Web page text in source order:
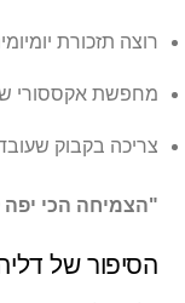
רוצה תזכורת
מחפשת אקססורי
צריכה בקבוק
"הצמיחה הכי
הסיפור של